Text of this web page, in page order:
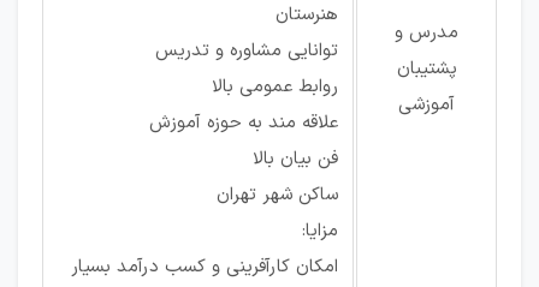
مدرس و
پشتیبان
آموزشی
هنرستان
توانایی مشاوره و تدریس
روابط عمومی بالا
علاقه مند به حوزه آموزش
فن بیان بالا
ساکن شهر تهران
مزایا:
امکان کارآفرینی و کسب درآمد بسیار